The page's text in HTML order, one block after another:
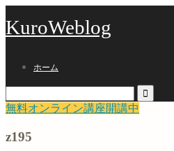
KuroWeblog
ホーム
無料オンライン講座開講中
z195